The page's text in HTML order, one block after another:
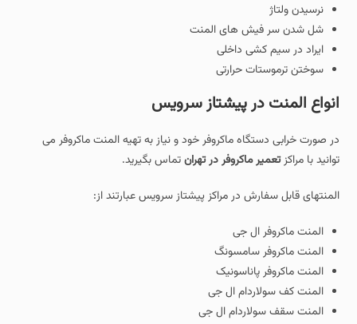
نرسیدن ولتاژ
شل شدن سر فیش های المنت
ایراد در سیم کشی داخلی
سوختن ترموستات حرارتی
انواع المنت در پیشتاز سرویس
در صورت خرابی دستگاه ماکروفر خود و نیاز به تهیه المنت ماکروفر می
توانید با مراکزتعمیر ماکروفر در تهرانتماس بگیرید.
المنتهای قابل سفارش در مراکز پیشتاز سرویس عبارتند از:
المنت ماکروفر ال جی
المنت ماکروفر سامسونگ
المنت ماکروفر پاناسونیک
المنت کف سولاردام ال جی
المنت سقف سولاردام ال جی